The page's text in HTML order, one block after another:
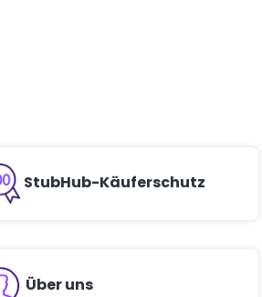
StubHub-Käuferschutz
Über uns